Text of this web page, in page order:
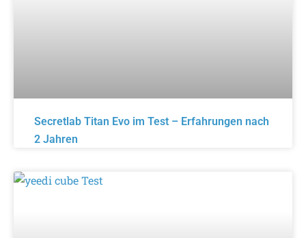
Secretlab Titan Evo im Test – Erfahrungen nach
2 Jahren